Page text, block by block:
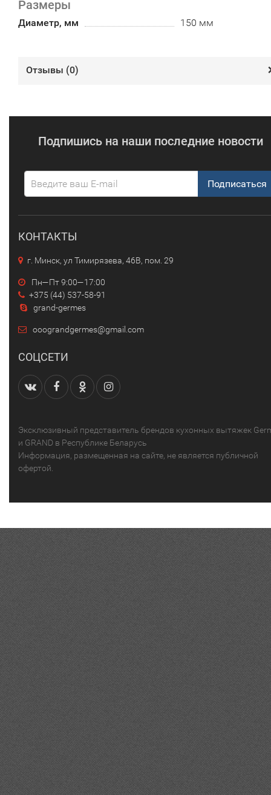
Размеры
Диаметр, мм 150 мм
Отзывы (0)
Подпишись на наши последние новости
Подписаться
КОНТАКТЫ
г. Минск, ул Тимирязева, 46В, пом. 29
Пн—Пт 9:00—17:00
+375 (44) 537-58-91
grand-germes
ooograndgermes@gmail.com
СОЦСЕТИ
Эксклюзивный представитель брендов кухонных вытяжек
и GRAND в Республике Беларусь
Информация, размещенная на сайте, не является публичной
офертой.